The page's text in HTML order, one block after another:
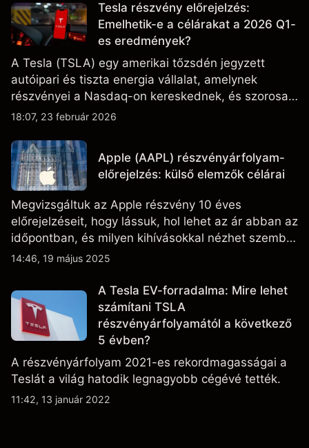
Tesla részvény előrejelzés:
Emelhetik-e a célárakat a 2026 Q1-
es eredmények?
A Tesla (TSLA) egy amerikai tőzsdén jegyzett
autóipari és tiszta energia vállalat, amelynek
részvényei a Nasdaq-on kereskednek, és szorosan
figyelik az eredményteljesítményt, a szállítási
fejleményeket.
18:07, 23 február 2026
Apple (AAPL) részvényárfolyam-
előrejelzés: külső elemzők célárai
Megvizsgáltuk az Apple részvény 10 éves
előrejelzéseit, hogy lássuk, hol lehet az ár abban az
időpontban, és milyen kihívásokkal nézhet szembe
a vállalat.
14:46, 19 május 2025
A Tesla EV-forradalma: Mire lehet
számítani TSLA
részvényárfolyamától a következő
5 évben?
A részvényárfolyam 2021-es rekordmagasságai a
Teslát a világ hatodik legnagyobb cégévé tették.
11:42, 13 január 2022